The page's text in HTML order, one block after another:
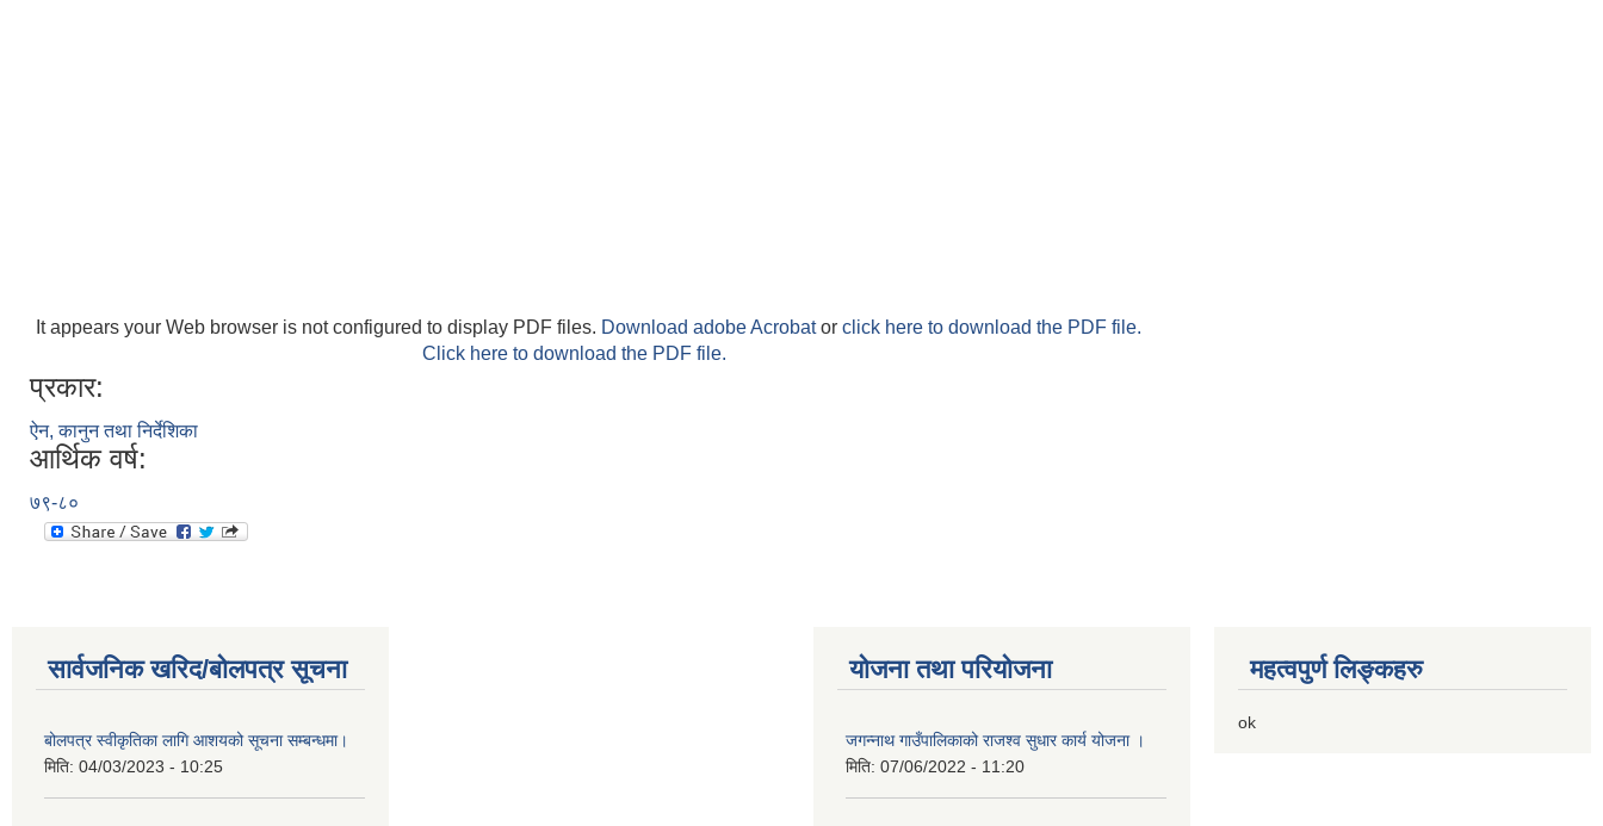
It appears your Web browser is not configured to display PDF files. Download adobe Acrobator click here to download the PDF file.
Click here to download the PDF file.
प्रकार:
ऐन, कानुन तथा निर्देशिका
आर्थिक वर्ष:
७९-८०
सार्वजनिक खरिद/बोलपत्र सूचना
बोलपत्र स्वीकृतिका लागि आशयको सूचना सम्बन्धमा।
मिति: 04/03/2023 - 10:25
योजना तथा परियोजना
जगन्नाथ गाउँपालिकाको राजश्व सुधार कार्य योजना ।
मिति: 07/06/2022 - 11:20
महत्वपुर्ण लिङ्कहरु
ok